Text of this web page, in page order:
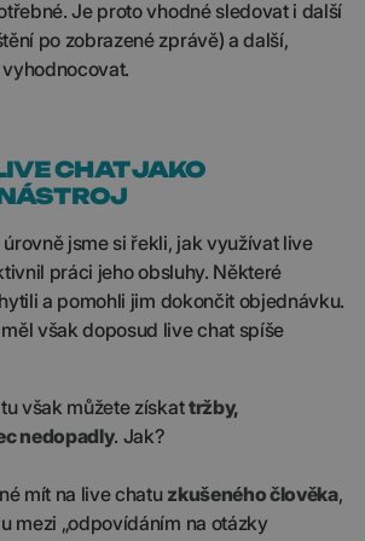
Je proto vhodné sledovat i další
po zobrazené zprávě) a další,
CHAT JAKO
jsme si řekli, jak využívat live
práci jeho obsluhy. Některé
a pomohli jim dokončit objednávku.
však doposud live chat spíše
však můžete získattržby,
nedopadly. Jak?
mít na live chatu zkušeného člověka,
mezi „odpovídáním na otázky